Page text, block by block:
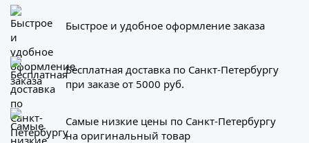
Быстрое и удобное оформление заказа
Бесплатная доставка по Санкт-Петербургу
при заказе от 5000 руб.
Самые низкие цены по Санкт-Петербургу
на оригинальный товар